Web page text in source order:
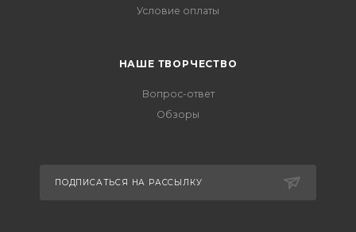
Условие оплаты
НАШЕ ТВОРЧЕСТВО
Вопрос-ответ
Обзоры
ПОДПИСАТЬСЯ НА РАССЫЛКУ